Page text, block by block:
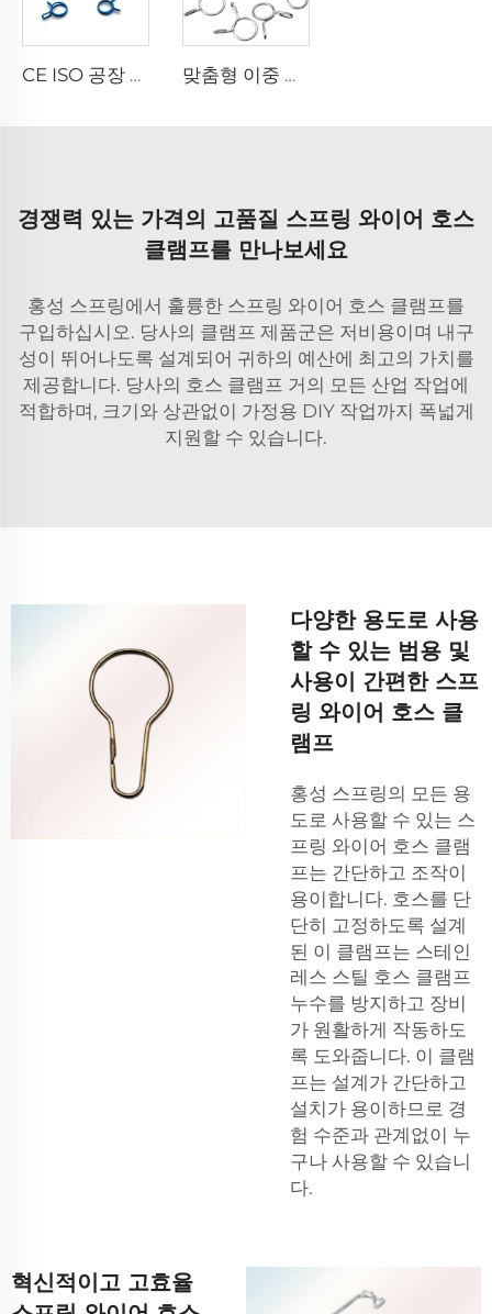
CE ISO 공장 더블 블루 스테인레스 와이어 스프링 호스 클램프 클립 맞춤형 이중 금속 스테인레스 스틸 와이어 토크 스프링 호스 클램프 연료 실리콘 호스용
경쟁력 있는 가격의 고품질 스프링 와이어 호스
클램프를 만나보세요
홍성 스프링에서 훌륭한 스프링 와이어 호스 클램프를
구입하십시오. 당사의 클램프 제품군은 저비용이며 내구
성이 뛰어나도록 설계되어 귀하의 예산에 최고의 가치를
제공합니다. 당사의 호스 클램프 거의 모든 산업 작업에
적합하며, 크기와 상관없이 가정용 DIY 작업까지 폭넓게
지원할 수 있습니다.
다양한 용도로 사용
할 수 있는 범용 및
사용이 간편한 스프
링 와이어 호스 클
램프
홍성 스프링의 모든 용
도로 사용할 수 있는 스
프링 와이어 호스 클램
프는 간단하고 조작이
용이합니다. 호스를 단
단히 고정하도록 설계
된 이 클램프는 스테인
레스 스틸 호스 클램프
누수를 방지하고 장비
가 원활하게 작동하도
록 도와줍니다. 이 클램
프는 설계가 간단하고
설치가 용이하므로 경
험 수준과 관계없이 누
구나 사용할 수 있습니
다.
혁신적이고 고효율